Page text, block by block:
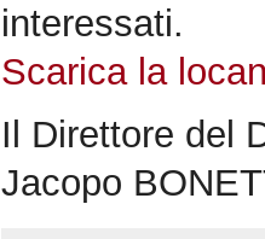
interessati.
Scarica la
Il Direttore del
Jacopo